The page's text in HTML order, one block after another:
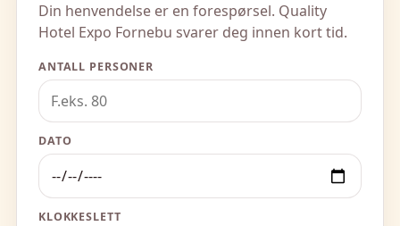
Din henvendelse er en forespørsel. Quality
Hotel Expo Fornebu svarer deg innen kort tid.
ANTALL PERSONER
DATO
KLOKKESLETT